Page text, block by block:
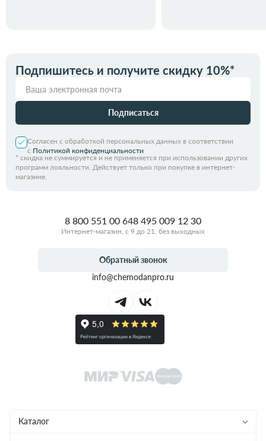
Подпишитесь и получите скидку 10%*
Подписаться
Согласен с обработкой персональных данных в соответствии
с Политикой конфиденциальности
* скидка не суммируется и не применяется при использовании других
программ лояльности. Действует только при покупке в интернет-
магазине.
Каталог
8 800 551 00 648 495 009 12 30
Интернет-магазин, с 9 до 21, без выходных
Обратный звонок
info@chemodanpro.ru